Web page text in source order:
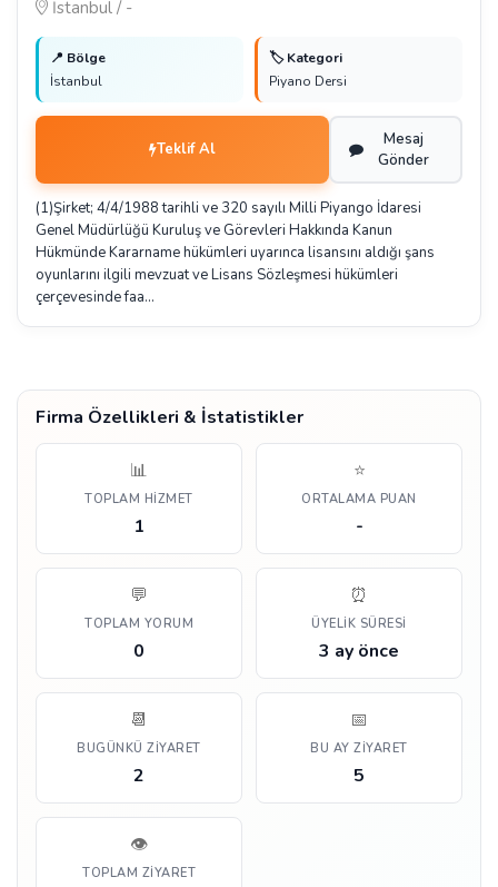
İstanbul / -
📍 Bölge
İstanbul
🏷️ Kategori
Piyano Dersi
Teklif Al
Mesaj
Gönder
(1)Şirket; 4/4/1988 tarihli ve 320 sayılı Milli Piyango İdaresi
Genel Müdürlüğü Kuruluş ve Görevleri Hakkında Kanun
Hükmünde Kararname hükümleri uyarınca lisansını aldığı şans
oyunlarını ilgili mevzuat ve Lisans Sözleşmesi hükümleri
çerçevesinde faa…
Firma Özellikleri & İstatistikler
📊
TOPLAM HIZMET
1
⭐
ORTALAMA PUAN
-
💬
TOPLAM YORUM
0
⏰
ÜYELIK SÜRESI
3 ay önce
📆
BUGÜNKÜ ZIYARET
2
📅
BU AY ZIYARET
5
👁️
TOPLAM ZIYARET